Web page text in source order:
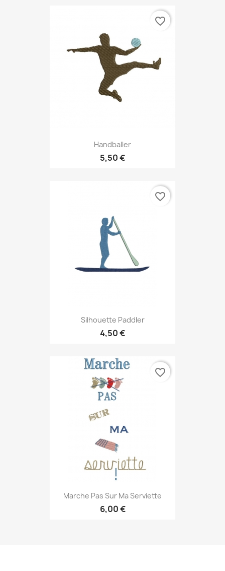
Handballer
5,50 €
favorite_border
Silhouette Paddler
4,50 €
favorite_border
Marche Pas Sur Ma Serviette
6,00 €
favorite_border